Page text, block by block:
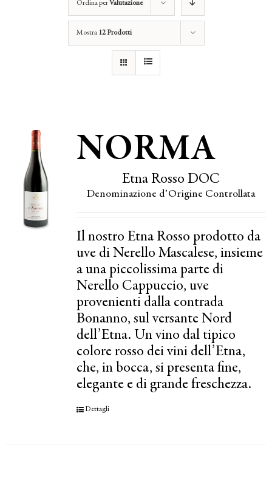
Ordina perValutazione
Mostra 12 Prodotti
NORMA
Etna Rosso DOC
Denominazione d’Origine Controllata
Il nostro Etna Rosso prodotto da
uve di Nerello Mascalese, insieme
a una piccolissima parte di
Nerello Cappuccio, uve
provenienti dalla contrada
Bonanno, sul versante Nord
dell’Etna. Un vino dal tipico
colore rosso dei vini dell’Etna,
che, in bocca, si presenta fine,
elegante e di grande freschezza.
Dettagli